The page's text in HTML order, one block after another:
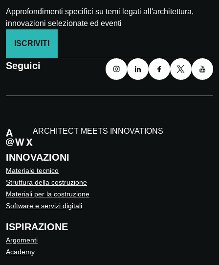
Approfondimenti specifici su temi legati all'architettura,
innovazioni selezionate ed eventi
ISCRIVITI
Seguici
ARCHITECT MEETS INNOVATIONS
INNOVAZIONI
Materiale tecnico
Struttura della costruzione
Materiali per la costruzione
Software e servizi digitali
ISPIRAZIONE
Argomenti
Academy